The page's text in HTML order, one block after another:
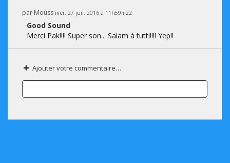
par Mouss mer. 27 juil. 2016 à 11h59m22
Good Sound
Merci Pak!!!! Super son... Salam à tutti!!!! Yep!!
Ajouter votre commentaire…